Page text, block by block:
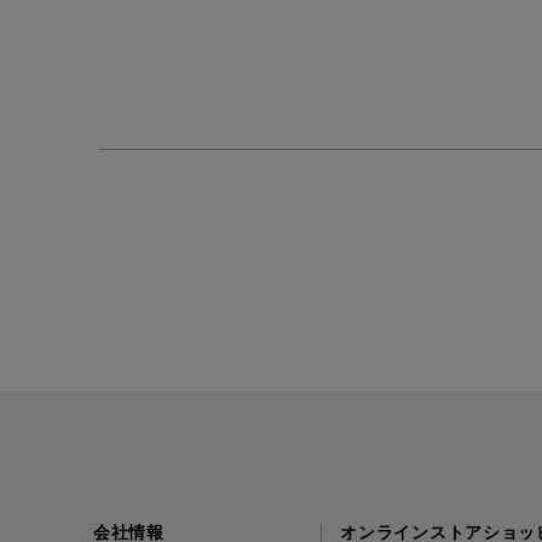
会社情報 オンラインストアショッ